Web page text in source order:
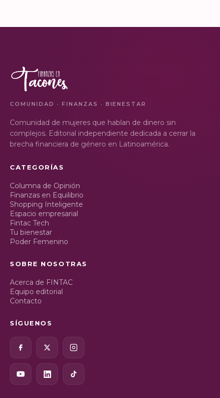
COMUNIDAD · FINANZAS · BIENESTAR
Comunidad de mujeres que hablan de dinero sin
complejos. Editorial independiente dedicada a cerrar la
brecha financiera de género en Latinoamérica.
CATEGORÍAS
Columna de Opinión
Finanzas en Equilibrio
Shopping Inteligente
Espacio empresarial
Fintac Tech
Tu bienestar
Poder Femenino
SOBRE NOSOTRAS
Acerca de FINTAC
Equipo editorial
Contacto
SÍGUENOS